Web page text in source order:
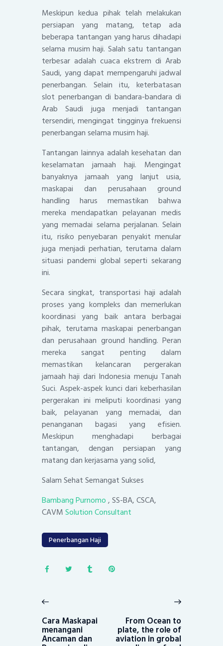
Meskipun kedua pihak telah melakukan
persiapan yang matang, tetap ada
beberapa tantangan yang harus dihadapi
selama musim haji. Salah satu tantangan
terbesar adalah cuaca ekstrem di Arab
Saudi, yang dapat mempengaruhi jadwal
penerbangan. Selain itu, keterbatasan
slot penerbangan di bandara-bandara di
Arab Saudi juga menjadi tantangan
tersendiri, mengingat tingginya frekuensi
penerbangan selama musim haji.
Tantangan lainnya adalah kesehatan dan
keselamatan jamaah haji. Mengingat
banyaknya jamaah yang lanjut usia,
maskapai dan perusahaan ground
handling harus memastikan bahwa
mereka mendapatkan pelayanan medis
yang memadai selama perjalanan. Selain
itu, risiko penyebaran penyakit menular
juga menjadi perhatian, terutama dalam
situasi pandemi global seperti sekarang
ini.
Secara singkat, transportasi haji adalah
proses yang kompleks dan memerlukan
koordinasi yang baik antara berbagai
pihak, terutama maskapai penerbangan
dan perusahaan ground handling. Peran
mereka sangat penting dalam
memastikan kelancaran pergerakan
jamaah haji dari Indonesia menuju Tanah
Suci. Aspek-aspek kunci dari keberhasilan
pergerakan ini meliputi koordinasi yang
baik, pelayanan yang memadai, dan
penanganan bagasi yang efisien.
Meskipun menghadapi berbagai
tantangan, dengan persiapan yang
matang dan kerjasama yang solid,
Salam Sehat Semangat Sukses
Bambang Purnomo, SS-BA, CSCA,
CAVMSolution Consultant
Penerbangan Haji
navigation
post:
Cara Maskapai
menangani
Ancaman dan
From Ocean to
plate, the role of
aviation in grobal